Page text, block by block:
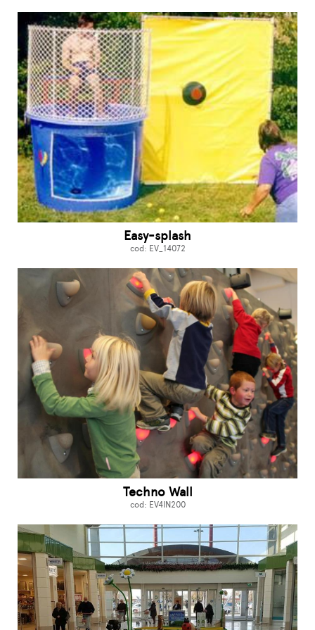
Easy-splash
cod: EV_14072
Techno Wall
cod: EV4IN200